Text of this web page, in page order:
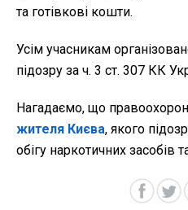
та готівкові кошти.
Усім учасникам
підозру за ч. 3 ст. 307 КК
Нагадаємо, що
жителя Києва, якого
обігу наркотичних засобів